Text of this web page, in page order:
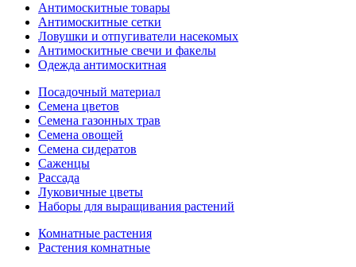
Антимоскитные товары
Антимоскитные сетки
Ловушки и отпугиватели насекомых
Антимоскитные свечи и факелы
Одежда антимоскитная
Посадочный материал
Семена цветов
Семена газонных трав
Семена овощей
Семена сидератов
Саженцы
Рассада
Луковичные цветы
Наборы для выращивания растений
Комнатные растения
Растения комнатные